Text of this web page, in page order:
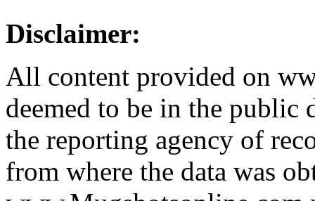
Disclaimer:
All content provided on
deemed to be in the public
the reporting agency of
from where the data was